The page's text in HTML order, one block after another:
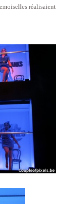
réalisaient